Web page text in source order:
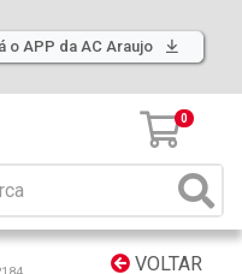
o APP da AC Araujo
0
VOLTAR